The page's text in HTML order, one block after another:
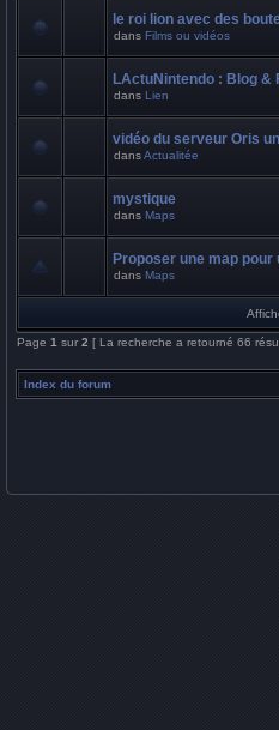
le roi lion avec des
dans Films ou vidéos
LActuNintendo : Blog &
dans Lien
vidéo du serveur Oris
dansActualitée
mystique
dans Maps
Proposer une map pour
dans Maps
Page 1 sur 2 [ La recherche a retourné 66
Index du forum